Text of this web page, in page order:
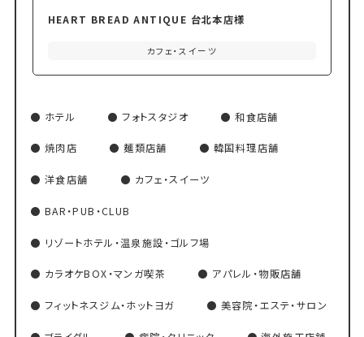
HEART BREAD ANTIQUE 台北本店様
カフェ・スイーツ
ホテル フォトスタジオ 和食店舗
焼肉店 麺類店舗 韓国料理店舗
洋食店舗 カフェ・スイーツ
BAR・PUB・CLUB
リゾートホテル・温泉施設・ゴルフ場
カラオケBOX・マンガ喫茶 アパレル・物販店舗
フィットネスジム・ホットヨガ 美容院・エステ・サロン